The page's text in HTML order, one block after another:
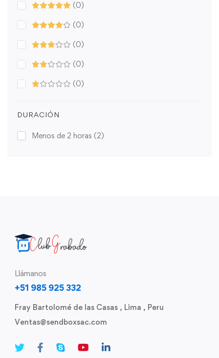
(0)
(0)
(0)
(0)
(0)
DURACIÓN
Menos de 2 horas (2)
Llámanos
+51 985 925 332
Fray Bartolomé de las Casas , Lima , Peru
Ventas@sendboxsac.com